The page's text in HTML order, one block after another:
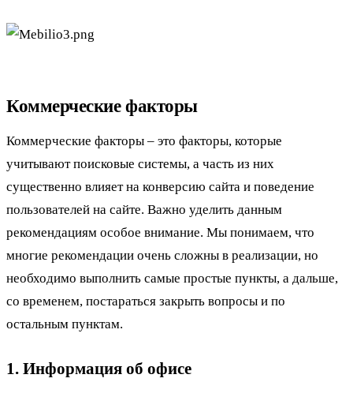
Коммерческие факторы
Коммерческие факторы – это факторы, которые
учитывают поисковые системы, а часть из них
существенно влияет на конверсию сайта и поведение
пользователей на сайте. Важно уделить данным
рекомендациям особое внимание. Мы понимаем, что
многие рекомендации очень сложны в реализации, но
необходимо выполнить самые простые пункты, а дальше,
со временем, постараться закрыть вопросы и по
остальным пунктам.
1. Информация об офисе